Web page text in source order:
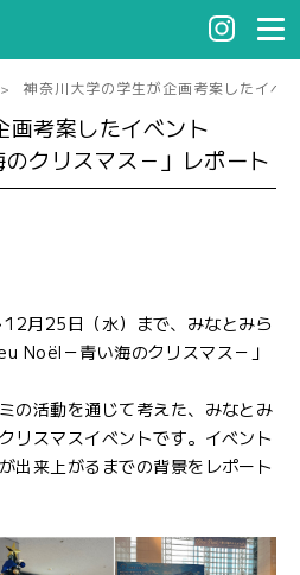
神奈川大学の学生が企画考案したイベ
画考案したイベント
クリスマス－」レポート
月25日（水）まで、みなとみら
Noël－青い海のクリスマス－」
の活動を通じて考えた、みなとみ
リスマスイベントです。イベント
出来上がるまでの背景をレポート